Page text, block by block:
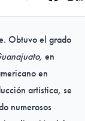
Twitter
Obtuvo el grado
en
en
artística, se
numerosos